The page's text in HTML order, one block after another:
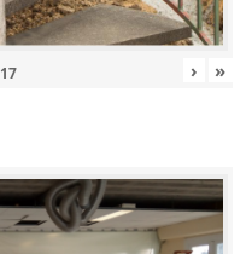
17 › »